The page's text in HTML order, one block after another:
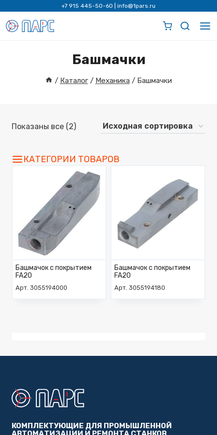
содержимому
+7 915 445-50-60 info@1pars.ru
Башмачки
/ Каталог / Механика / Башмачки
Показаны все (2)
КАТЕГОРИИ ТОВАРОВ
Башмачок с покрытием
FA20
Арт. 3055194000
Башмачок с покрытием
FA20
Арт. 3055194180
КОМПЛЕКТУЮЩИЕ ДЛЯ ПРОМЫШЛЕННОЙ